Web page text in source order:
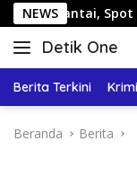
Langsung
ke
konten
NEWS
Spot Foto, dan
Detik One
Tajam
Fakta
Berita Terkini
Beranda Berita